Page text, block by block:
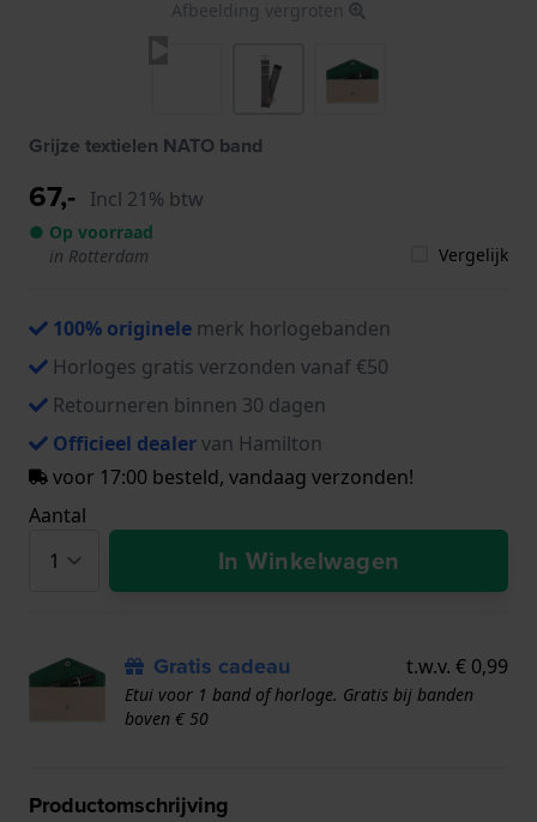
Afbeelding vergroten
Grijze textielen NATO band
67,- Incl 21% btw
● Op voorraad
in Rotterdam
Vergelijk
100% originele merk horlogebanden
Horloges gratis verzonden vanaf €50
Retourneren binnen 30 dagen
Officieel dealervan Hamilton
voor 17:00 besteld, vandaag verzonden!
Aantal
In Winkelwagen
Gratis cadeau t.w.v. € 0,99
Etui voor 1 band of horloge. Gratis bij banden
boven € 50
Productomschrijving